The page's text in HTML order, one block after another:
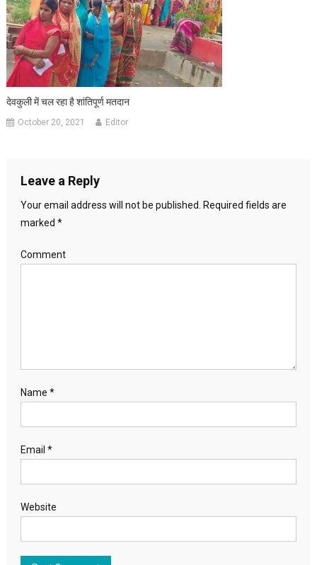
देवकुली में चल रहा है शांतिपूर्ण मतदान
October 20, 2021 Editor
Leave a Reply
Your email address will not be published. Required fields are
marked *
Comment
Name *
Email *
Website